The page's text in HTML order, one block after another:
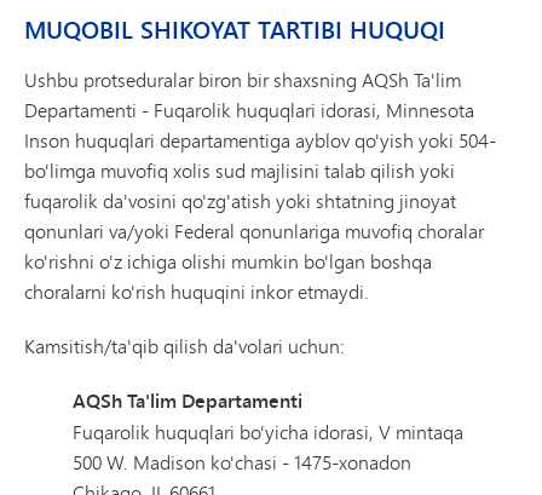
MUQOBIL SHIKOYAT TARTIBI HUQUQI
Ushbu protseduralar biron bir shaxsning AQSh Ta'lim
Departamenti - Fuqarolik huquqlari idorasi, Minnesota
Inson huquqlari departamentiga ayblov qo'yish yoki 504-
bo'limga muvofiq xolis sud majlisini talab qilish yoki
fuqarolik da'vosini qo'zg'atish yoki shtatning jinoyat
qonunlari va/yoki Federal qonunlariga muvofiq choralar
ko'rishni o'z ichiga olishi mumkin bo'lgan boshqa
choralarni ko'rish huquqini inkor etmaydi.
Kamsitish/ta'qib qilish da'volari uchun:
AQSh Ta'lim Departamenti
Fuqarolik huquqlari bo'yicha idorasi, V mintaqa
500 W. Madison ko'chasi - 1475-xonadon